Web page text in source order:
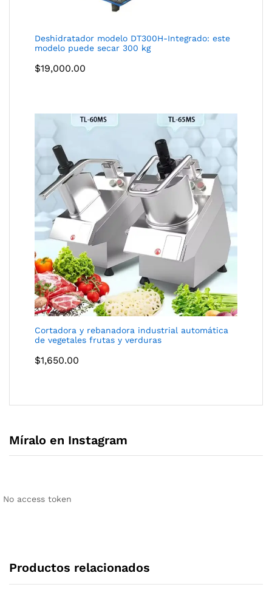
Deshidratador modelo DT300H-Integrado: este
modelo puede secar 300 kg
$19,000.00
Cortadora y rebanadora industrial automática
de vegetales frutas y verduras
$1,650.00
Míralo en Instagram
No access token
Productos relacionados